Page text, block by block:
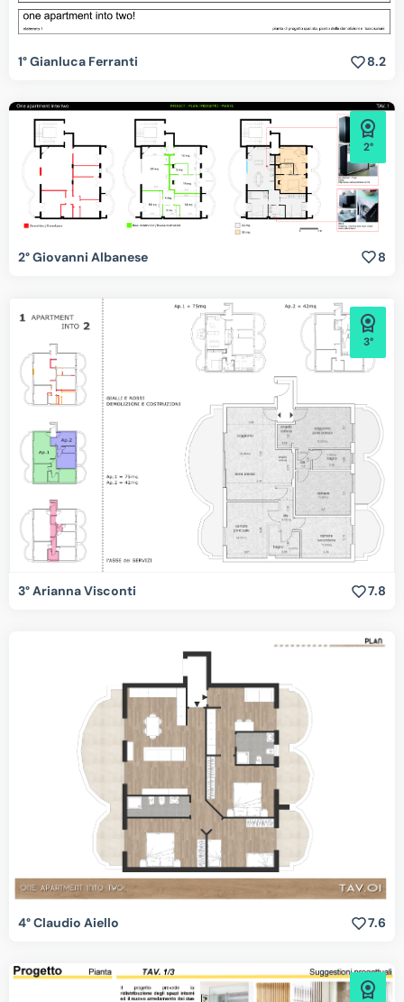
1° Gianluca Ferranti 8.2
2° Giovanni Albanese 8
2°
3° Arianna Visconti 7.8
3°
4° Claudio Aiello 7.6